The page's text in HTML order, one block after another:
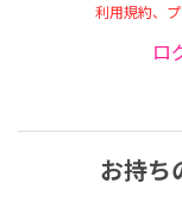
利用規約、
ロ
お持ち